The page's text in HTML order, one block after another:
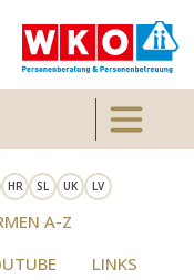
Toggle
HR SL UK LV
A-Z
LINKS